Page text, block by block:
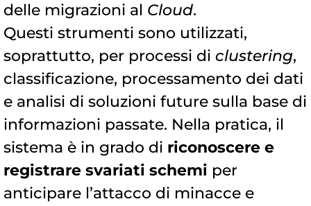
delle migrazioni al Cloud.
Questi strumenti sono utilizzati,
soprattutto, per processi di clustering,
classificazione, processamento dei dati
e analisi di soluzioni future sulla base di
informazioni passate. Nella pratica, il
sistema è in grado di riconoscere e
registrare svariati schemi per
anticipare l’attacco di minacce e